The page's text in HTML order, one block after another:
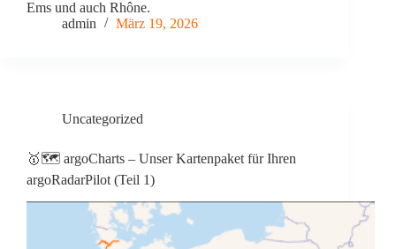
Ems und auch Rhône.
admin
März 19, 2026
Uncategorized
🥇🗺️ argoCharts – Unser Kartenpaket für Ihren
argoRadarPilot (Teil 1)